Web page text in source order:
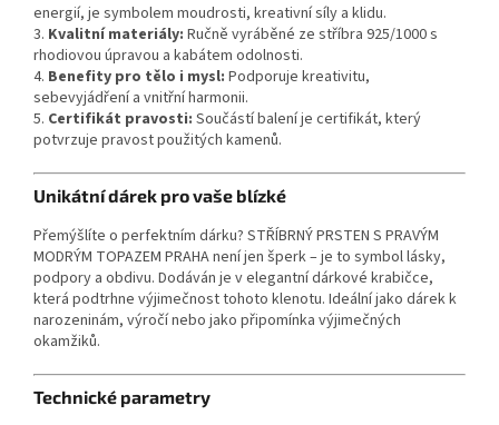
energií, je symbolem moudrosti, kreativní síly a klidu.
3. Kvalitní materiály: Ručně vyráběné ze stříbra 925/1000 s
rhodiovou úpravou a kabátem odolnosti.
4. Benefity pro tělo i mysl: Podporuje kreativitu,
sebevyjádření a vnitřní harmonii.
5. Certifikát pravosti: Součástí balení je certifikát, který
potvrzuje pravost použitých kamenů.
Unikátní dárek pro vaše blízké
Přemýšlíte o perfektním dárku? STŘÍBRNÝ PRSTEN S PRAVÝM
MODRÝM TOPAZEM PRAHA není jen šperk – je to symbol lásky,
podpory a obdivu. Dodáván je v elegantní dárkové krabičce,
která podtrhne výjimečnost tohoto klenotu. Ideální jako dárek k
narozeninám, výročí nebo jako připomínka výjimečných
okamžiků.
Technické parametry